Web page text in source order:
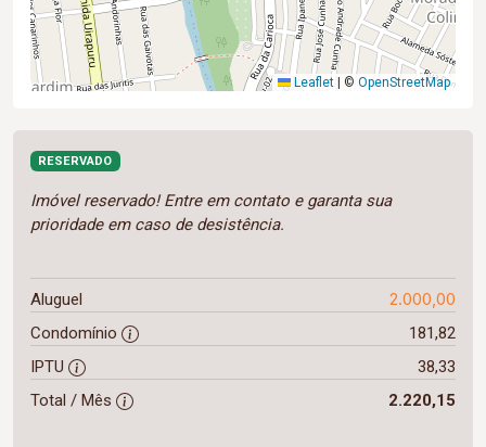
Leaflet | © OpenStreetMap
RESERVADO
Imóvel reservado! Entre em contato e garanta sua
prioridade em caso de desistência.
Aluguel 2.000,00
Condomínio
181,82
IPTU
38,33
Total / Mês
2.220,15